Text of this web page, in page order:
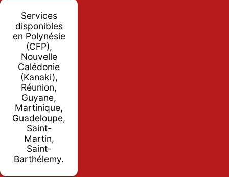
Services
disponibles
en Polynésie
(CFP),
Nouvelle
Calédonie
(Kanaki),
Réunion,
Guyane,
Martinique,
Guadeloupe,
Saint-
Martin,
Saint-
Barthélemy.